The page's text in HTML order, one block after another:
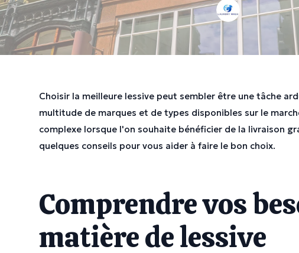
Choisir la meilleure lessive peut sembler être une tâche
multitude de marques et de types disponibles sur le
complexe lorsque l'on souhaite bénéficier de la livraison
quelques conseils pour vous aider à faire le bon choix.
Comprendre vos
matière de lessive